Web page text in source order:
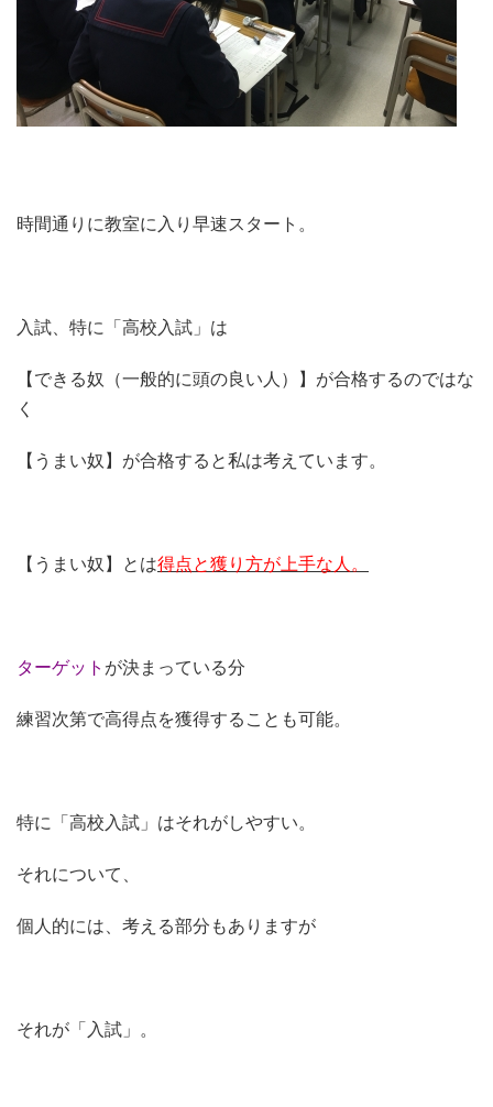
時間通りに教室に入り早速スタート。
入試、特に「高校入試」は
【できる奴（一般的に頭の良い人）】が合格するのではな
く
【うまい奴】が合格すると私は考えています。
【うまい奴】とは得点と獲り方が上手な人。
ターゲット が決まっている分
練習次第で高得点を獲得することも可能。
特に「高校入試」はそれがしやすい。
それについて、
個人的には、考える部分もありますが
それが「入試」。